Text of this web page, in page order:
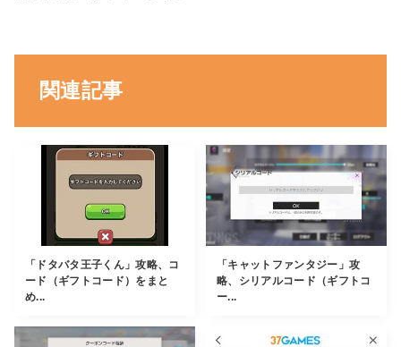
関連記事
「ドタバタ王子くん」攻略、コ
ード（ギフトコード）をまと
め...
「キャットファンタジー」攻
略、シリアルコード（ギフトコ
ー...